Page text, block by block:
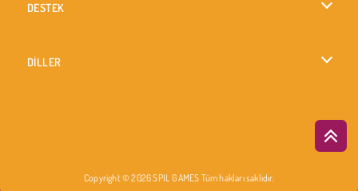
DESTEK
DİLLER
Copyright © 2026 SPIL GAMES Tüm hakları saklıdır.